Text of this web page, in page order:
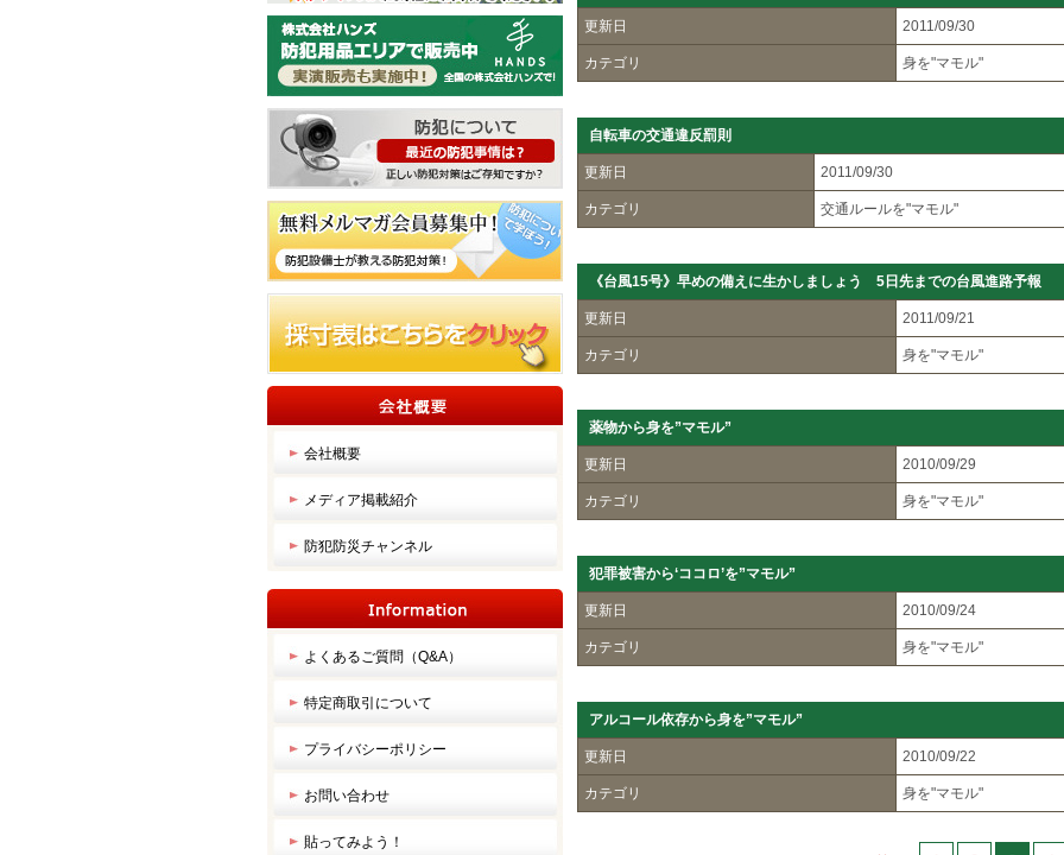
会社概要
メディア掲載紹介
防犯防災チャンネル
よくあるご質問（Q&A）
特定商取引について
プライバシーポリシー
お問い合わせ
貼ってみよう！
更新日 2011/09/30
カテゴリ 身を"マモル"
自転車の交通違反罰則
更新日 2011/09/30
カテゴリ 交通ルールを"マモル"
《台風15号》早めの備えに生かしましょう 5日先までの台風進路予報
更新日 2011/09/21
カテゴリ 身を"マモル"
薬物から身を”マモル”
更新日 2010/09/29
カテゴリ 身を"マモル"
犯罪被害から‘ココロ’を”マモル”
更新日 2010/09/24
カテゴリ 身を"マモル"
アルコール依存から身を”マモル”
更新日 2010/09/22
カテゴリ 身を"マモル"